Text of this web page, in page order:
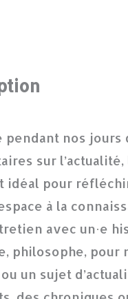
pendant nos
sur
idéal pour
à la
avec un·e
philosophe, pour
un sujet